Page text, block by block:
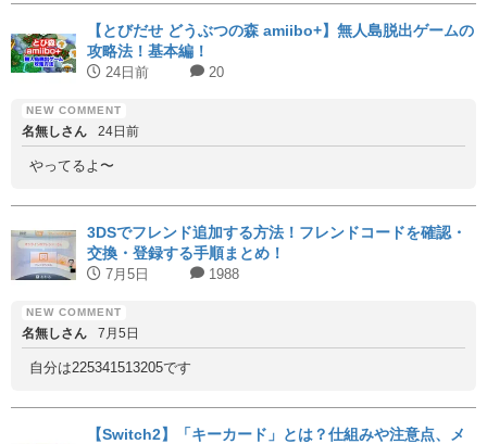
【とびだせ どうぶつの森 amiibo+】無人島脱出ゲームの
攻略法！基本編！
24日前 20
名無しさん 24日前
やってるよ〜
3DSでフレンド追加する方法！フレンドコードを確認・
交換・登録する手順まとめ！
7月5日 1988
名無しさん 7月5日
自分は225341513205です
【Switch2】「キーカード」とは？仕組みや注意点、メ